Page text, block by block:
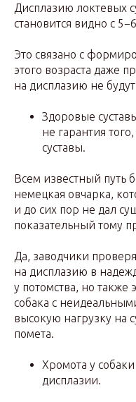
Дисплазию локтевых
становится видно с
Это связано с
этого возраста даже
на дисплазию не
Здоровые
не гарантия
суставы.
Всем известный путь
немецкая овчарка,
и до сих пор не дал
показательный тому
Да, заводчики
на дисплазию в
у потомства, но также
собака с
высокую нагрузку на
помета.
Хромота у
дисплазии.